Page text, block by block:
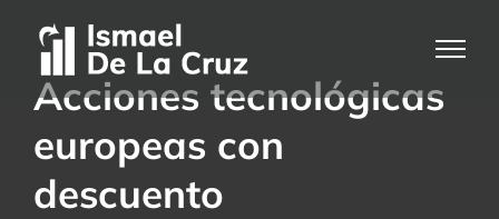
Acciones tecnológicas
europeas con
descuento